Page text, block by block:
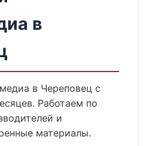
в
в Череповец с
Работаем по
и
материалы.